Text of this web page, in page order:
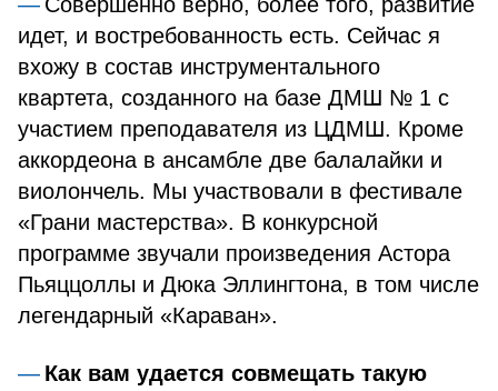
идет, и востребованность есть. Сейчас я
вхожу в состав инструментального
квартета, созданного на базе ДМШ № 1 с
участием преподавателя из ЦДМШ. Кроме
аккордеона в ансамбле две балалайки и
виолончель. Мы участвовали в фестивале
«Грани мастерства». В конкурсной
программе звучали произведения Астора
Пьяццоллы и Дюка Эллингтона, в том числе
легендарный «Караван».
Как вам удается совмещать такую